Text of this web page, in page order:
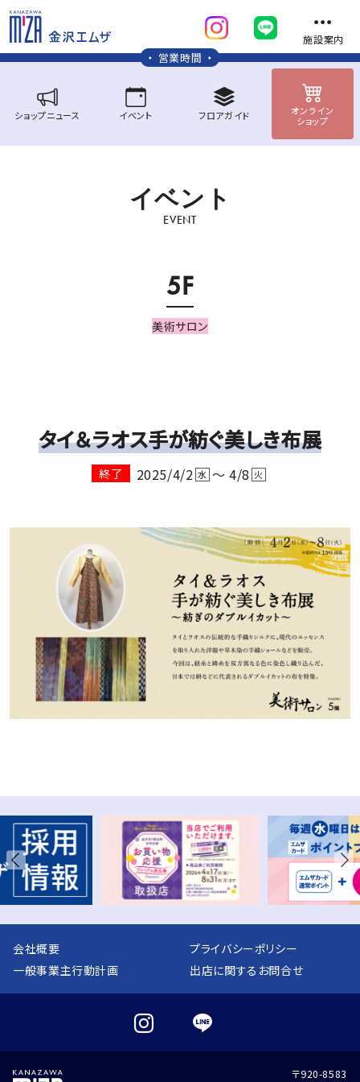
施設案内
営業時間
ショップニュース イベント フロアガイド
オンライン
ショップ
イベン ト
EVENT
5F
美術サロン
タイ＆ラオス手が紡ぐ美しき布展
終了 2025/4/2 水 ～ 4/8 火
会社概要
プライバシーポリシー
一般事業主行動計画
出店に関するお問合せ
〒920-8583